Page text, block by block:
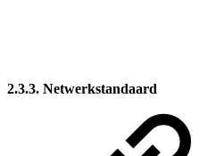
2.3.3. Netwerkstandaard